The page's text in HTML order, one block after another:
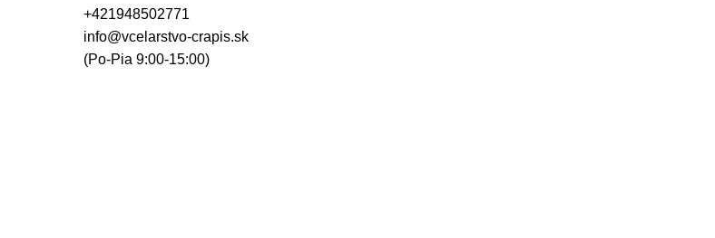
+421948502771
info@vcelarstvo-crapis.sk
(Po-Pia 9:00-15:00)